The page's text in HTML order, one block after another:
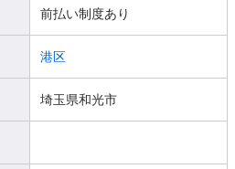
前払い制度あり
港区
埼玉県和光市